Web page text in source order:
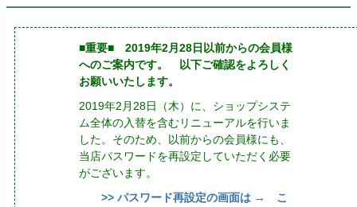
■重要■ 2019年2月28日以前からの会員様
へのご案内です。 以下ご確認をよろしく
お願いいたします。
2019年2月28日（木）に、ショップシステ
ム全体の入替を含むリニューアルを行いま
した。そのため、以前からの会員様にも、
当店パスワードを再設定していただく必要
がございます。
>> パスワード再設定の画面は → こ